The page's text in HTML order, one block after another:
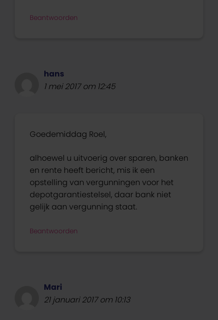
Beantwoorden
hans
1 mei 2017 om 12:45
Goedemiddag Roel,
alhoewel u uitvoerig over sparen, banken
en rente heeft bericht, mis ik een
opstelling van vergunningen voor het
depotgarantiestelsel, daar bank niet
gelijk aan vergunning staat.
Beantwoorden
Mari
21 januari 2017 om 10:13